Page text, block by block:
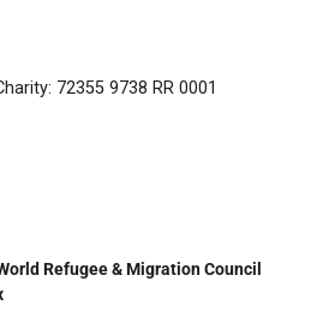
72355 9738 RR 0001
Refugee & Migration Council